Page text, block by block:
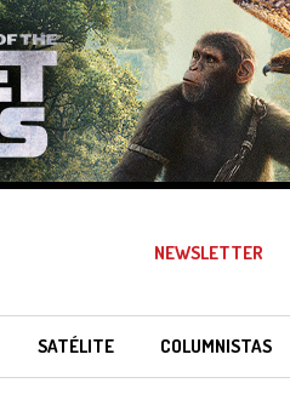
NEWSLETTER
SATÉLITE COLUMNISTAS